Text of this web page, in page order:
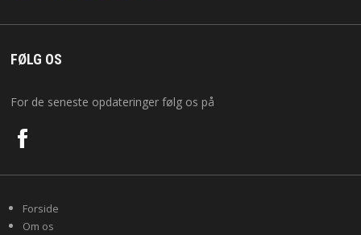
FØLG OS
For de seneste opdateringer følg os på
Forside
Om os